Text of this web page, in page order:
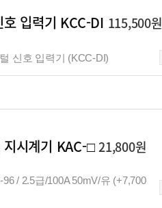
호 입력기 KCC-DI 115,500원
신호 입력기 (KCC-DI)
지시계기 KAC-□21,800원
/ 2.5급/100A 50mV/유 (+7,700